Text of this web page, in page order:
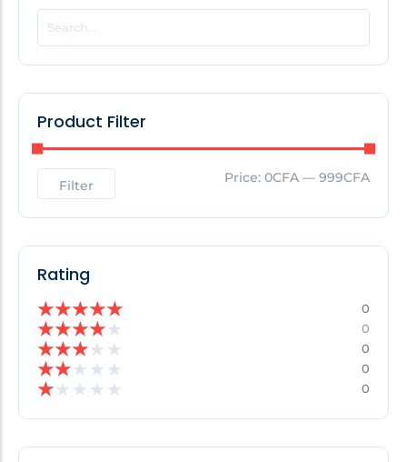
POPULAR THIS WEEK
No Posts Found!
No Posts Found!
Product Filter
Filter Price: 0CFA — 999CFA
Rating
★★★★★ 0
★★★★★ 0
★★★★ ★ 0
★★★ ★ ★ 0
★★ ★ ★ ★ 0